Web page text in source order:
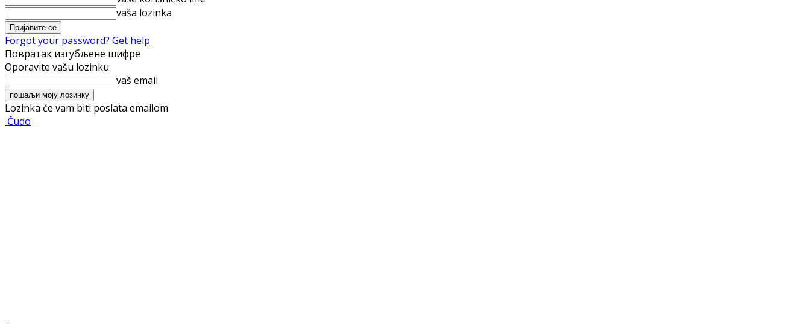
vaša lozinka
Forgot your password? Get help
Повратак изгубљене шифре
Oporavite vašu lozinku
vaš email
Lozinka će vam biti poslata emailom
Čudo